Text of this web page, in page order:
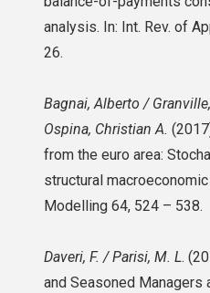
analysis. In: Int. Rev. of
26.
Bagnai, Alberto /
Ospina, Christian A.
from the euro area:
structural
Modelling 64, 524 – 538.
Daveri, F. / Parisi, M. L.
and Seasoned Managers